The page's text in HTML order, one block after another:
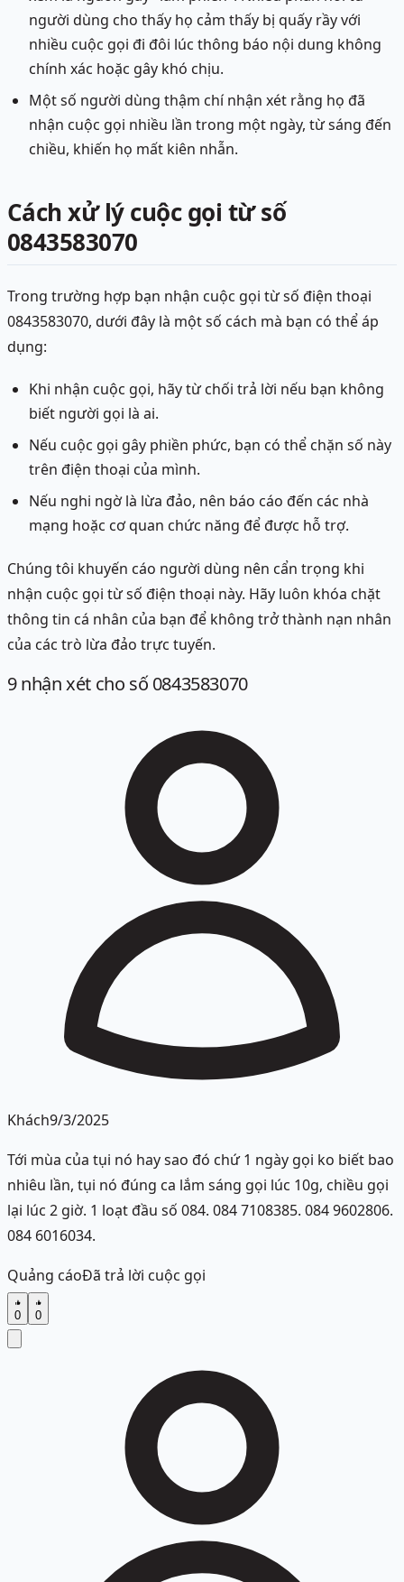
người dùng cho thấy họ cảm thấy bị quấy rầy với
nhiều cuộc gọi đi đôi lúc thông báo nội dung không
chính xác hoặc gây khó chịu.
Một số người dùng thậm chí nhận xét rằng họ đã
nhận cuộc gọi nhiều lần trong một ngày, từ sáng đến
chiều, khiến họ mất kiên nhẫn.
Cách xử lý cuộc gọi từ số
0843583070
Trong trường hợp bạn nhận cuộc gọi từ số điện thoại
0843583070, dưới đây là một số cách mà bạn có thể áp
dụng:
Khi nhận cuộc gọi, hãy từ chối trả lời nếu bạn không
biết người gọi là ai.
Nếu cuộc gọi gây phiền phức, bạn có thể chặn số này
trên điện thoại của mình.
Nếu nghi ngờ là lừa đảo, nên báo cáo đến các nhà
mạng hoặc cơ quan chức năng để được hỗ trợ.
Chúng tôi khuyến cáo người dùng nên cẩn trọng khi
nhận cuộc gọi từ số điện thoại này. Hãy luôn khóa chặt
thông tin cá nhân của bạn để không trở thành nạn nhân
của các trò lừa đảo trực tuyến.
9nhận xét cho số 0843583070
Khách9/3/2025
Tới mùa của tụi nó hay sao đó chứ 1 ngày gọi ko biết bao
nhiêu lần, tụi nó đúng ca lắm sáng gọi lúc 10g, chiều gọi
lại lúc 2 giờ. 1 loạt đầu số 084. 084 7108385. 084 9602806.
084 6016034.
Quảng cáoĐã trả lời cuộc gọi
0 0